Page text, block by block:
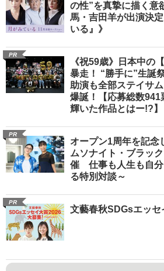
の性”を真摯に描く意
馬・吉田羊が出演決
いる』》
PR
《祝59歳》日本中の
暴走！ “勝手に”生誕
助演も全部ステイサ
爆誕！【応募総数941
輝いた作品とはー!?】
PR
オープン1周年を記念
ムソナイト・ブラッ
催 仕事も人生も自分
る特別対談～
PR
文藝春秋SDGsエッ